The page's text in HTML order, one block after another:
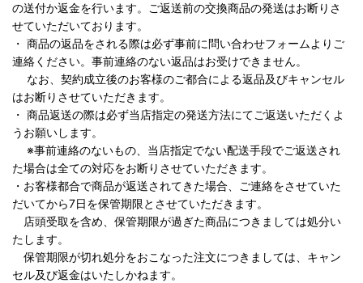
の送付か返金を行います。ご返送前の交換商品の発送はお断りさ
せていただいております。
・ 商品の返品をされる際は必ず事前に問い合わせフォームよりご
連絡ください。事前連絡のない返品はお受けできません。
なお、契約成立後のお客様のご都合による返品及びキャンセル
はお断りさせていただきます。
・ 商品返送の際は必ず当店指定の発送方法にてご返送いただくよ
うお願いします。
※事前連絡のないもの、当店指定でない配送手段でご返送され
た場合は全ての対応をお断りさせていただきます。
・お客様都合で商品が返送されてきた場合、ご連絡をさせていた
だいてから7日を保管期限とさせていただきます。
店頭受取を含め、保管期限が過ぎた商品につきましては処分い
たします。
保管期限が切れ処分をおこなった注文につきましては、キャン
セル及び返金はいたしかねます。